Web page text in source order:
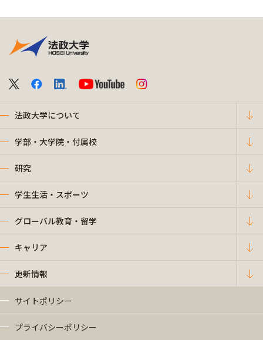
法政大学について
学部・大学院・付属校
研究
学生生活・スポーツ
グローバル教育・留学
キャリア
更新情報
サイトポリシー
プライバシーポリシー